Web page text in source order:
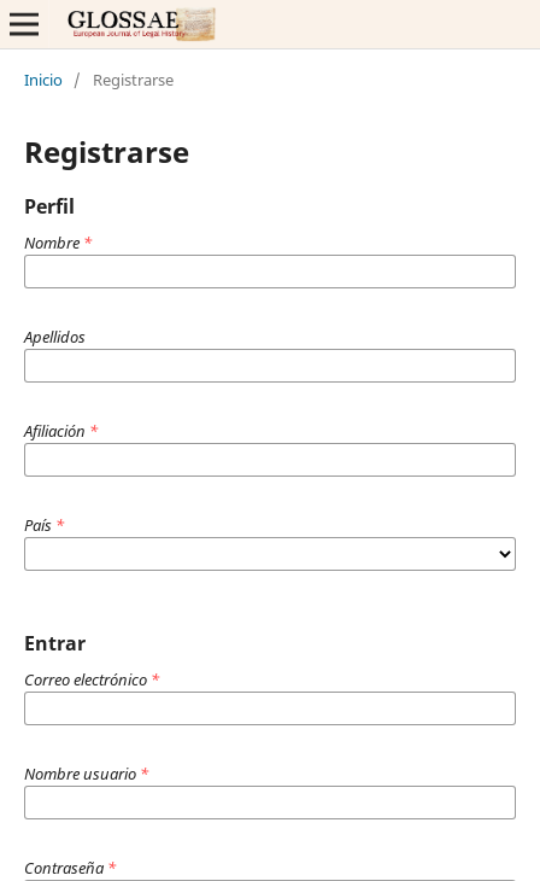
Inicio / Registrarse
Registrarse
Perfil
Nombre *
Apellidos
Afiliación *
País *
Entrar
Correo electrónico *
Nombre usuario *
Contraseña *